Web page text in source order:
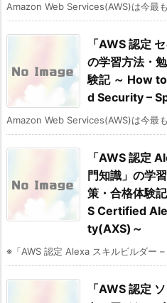
Amazon Web Services(AWS)は今最
「AWS 認定
の学習方法・
験記 ～ How
d Security –
Amazon Web Services(AWS)は今最
「AWS 認定
門知識」の学
策・合格体験
S Certified
ty(AXS)～
※「AWS 認定 Alexa スキルビルダー
「AWS 認定